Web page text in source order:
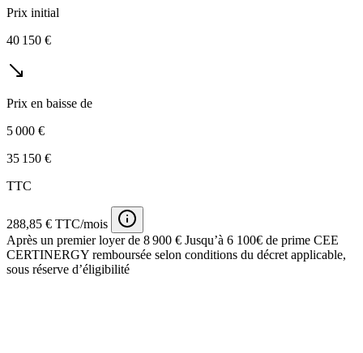
Prix initial
40 150 €
Prix en baisse de
5 000 €
35 150 €
TTC
288,85 € TTC/mois
Après un premier loyer de 8 900 € Jusqu’à 6 100€ de prime CEE
CERTINERGY remboursée selon conditions du décret applicable,
sous réserve d’éligibilité